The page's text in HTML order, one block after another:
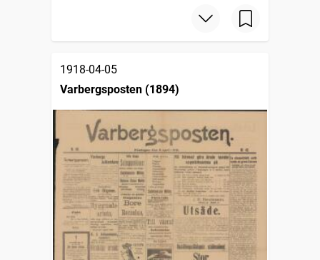
1918-04-05
Varbergsposten (1894)